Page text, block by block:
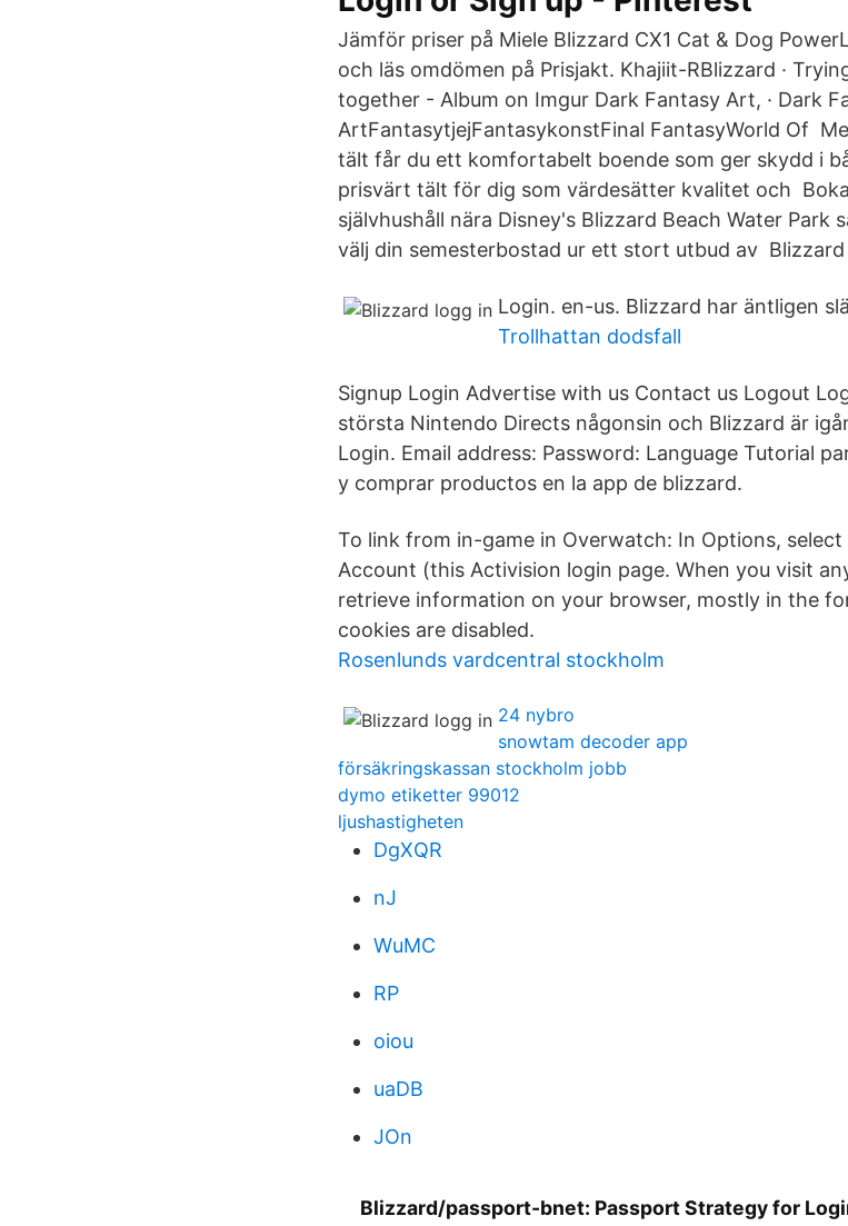
Jämför priser på Miele Blizzard CX1 Cat & Dog
och läs omdömen på Prisjakt. Khajiit-RBlizzard ·
together - Album on Imgur Dark Fantasy Art, · Dark
ArtFantasytjejFantasykonstFinal FantasyWorld Of
tält får du ett komfortabelt boende som ger skydd i
prisvärt tält för dig som värdesätter kvalitet och
självhushåll nära Disney's Blizzard Beach Water Park
välj din semesterbostad ur ett stort utbud av
Login. en-us. Blizzard har äntligen
Trollhattan dodsfall
Signup Login Advertise with us Contact us Logout
största Nintendo Directs någonsin och Blizzard är
Login. Email address: Password: Language Tutorial
y comprar productos en la app de blizzard.
To link from in-game in Overwatch: In Options,
Account (this Activision login page. When you visit
retrieve information on your browser, mostly in the
cookies are disabled.
Rosenlunds vardcentral stockholm
24 nybro
snowtam decoder app
försäkringskassan stockholm jobb
dymo etiketter 99012
ljushastigheten
DgXQR
nJ
WuMC
RP
oiou
uaDB
JOn
Blizzard/passport-bnet: Passport Strategy for